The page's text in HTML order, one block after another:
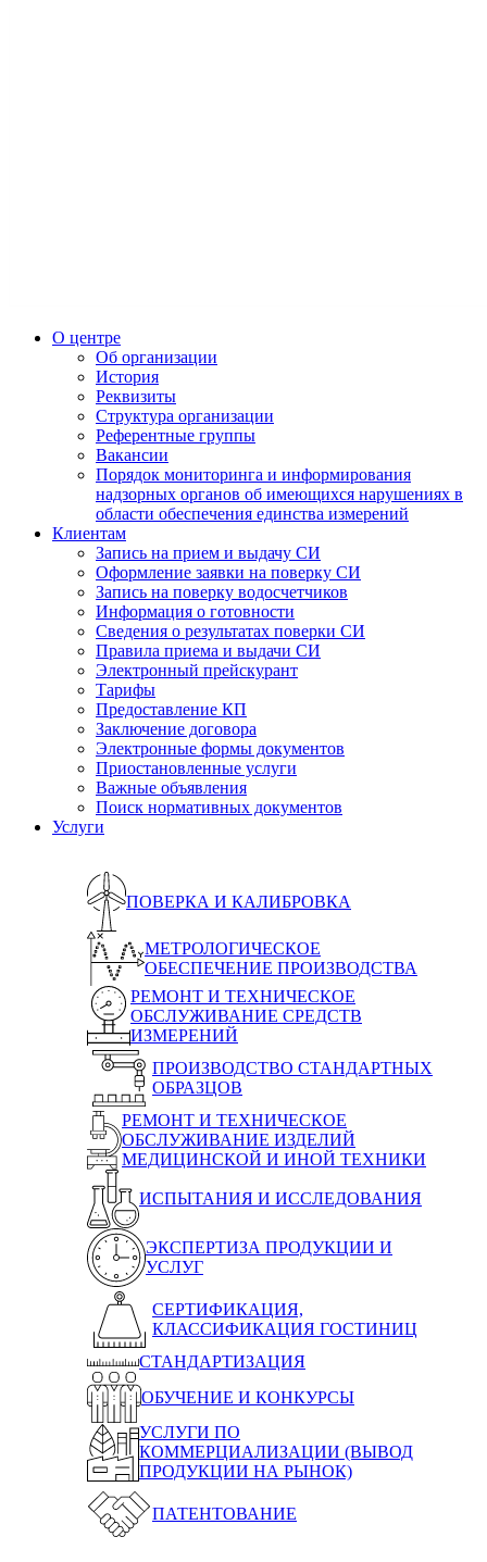
О центре
Об организации
История
Реквизиты
Структура организации
Референтные группы
Вакансии
Порядок мониторинга и информирования
надзорных органов об имеющихся нарушениях в
области обеспечения единства измерений
Клиентам
Запись на прием и выдачу СИ
Оформление заявки на поверку СИ
Запись на поверку водосчетчиков
Информация о готовности
Сведения о результатах поверки СИ
Правила приема и выдачи СИ
Электронный прейскурант
Тарифы
Предоставление КП
Заключение договора
Электронные формы документов
Приостановленные услуги
Важные объявления
Поиск нормативных документов
Услуги
ПОВЕРКА И КАЛИБРОВКА
МЕТРОЛОГИЧЕСКОЕ
ОБЕСПЕЧЕНИЕ ПРОИЗВОДСТВА
РЕМОНТ И ТЕХНИЧЕСКОЕ
ОБСЛУЖИВАНИЕ СРЕДСТВ
ИЗМЕРЕНИЙ
ПРОИЗВОДСТВО СТАНДАРТНЫХ
ОБРАЗЦОВ
РЕМОНТ И ТЕХНИЧЕСКОЕ
ОБСЛУЖИВАНИЕ ИЗДЕЛИЙ
МЕДИЦИНСКОЙ И ИНОЙ ТЕХНИКИ
ИСПЫТАНИЯ И ИССЛЕДОВАНИЯ
ЭКСПЕРТИЗА ПРОДУКЦИИ И
УСЛУГ
СЕРТИФИКАЦИЯ,
КЛАССИФИКАЦИЯ ГОСТИНИЦ
СТАНДАРТИЗАЦИЯ
ОБУЧЕНИЕ И КОНКУРСЫ
УСЛУГИ ПО
КОММЕРЦИАЛИЗАЦИИ (ВЫВОД
ПРОДУКЦИИ НА РЫНОК)
ПАТЕНТОВАНИЕ